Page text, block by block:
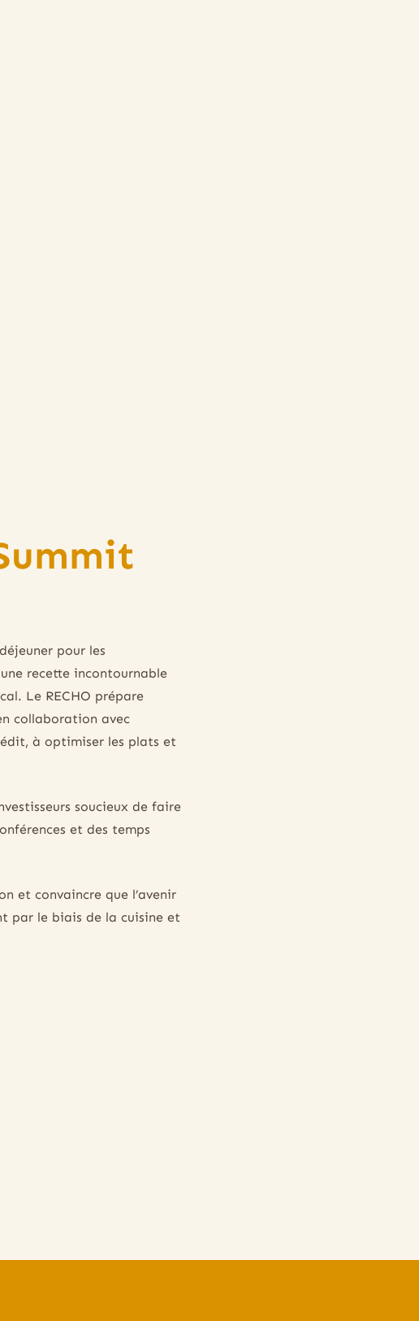
pour les
recette incontournable
Le RECHO prépare
collaboration avec
à optimiser les plats et
soucieux de faire
et des temps
et convaincre que l’avenir
par le biais de la cuisine et